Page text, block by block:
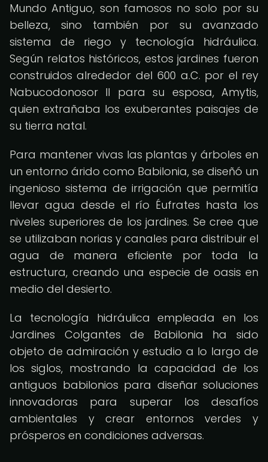
Mundo Antiguo, son famosos no solo por su
belleza, sino también por su avanzado
sistema de riego y tecnología hidráulica.
Según relatos históricos, estos jardines fueron
construidos alrededor del 600 a.C. por el rey
Nabucodonosor II para su esposa, Amytis,
quien extrañaba los exuberantes paisajes de
su tierra natal.
Para mantener vivas las plantas y árboles en
un entorno árido como Babilonia, se diseñó un
ingenioso sistema de irrigación que permitía
llevar agua desde el río Éufrates hasta los
niveles superiores de los jardines. Se cree que
se utilizaban norias y canales para distribuir el
agua de manera eficiente por toda la
estructura, creando una especie de oasis en
medio del desierto.
La tecnología hidráulica empleada en los
Jardines Colgantes de Babilonia ha sido
objeto de admiración y estudio a lo largo de
los siglos, mostrando la capacidad de los
antiguos babilonios para diseñar soluciones
innovadoras para superar los desafíos
ambientales y crear entornos verdes y
prósperos en condiciones adversas.